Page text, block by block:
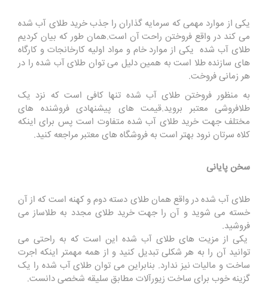
یکی از موارد مهمی که سرمایه گذاران را جذب خرید طلای آب شده
می کند در واقع فروختن راحت آن است.همان طور که بیان کردیم
طلای آب شده یکی از موارد خام و مواد اولیه کارخانجات و کارگاه
های سازنده طلا است به همین دلیل می توان طلای آب شده را در
هر زمانی فروخت.
به منظور فروختن طلای آب شده تنها کافی است که نزد یک
طلافروشی معتبر بروید.قیمت های پیشنهادی فروشنده های
مختلف جهت خرید طلای آب شده متفاوت است پس برای اینکه
کلاه سرتان نرود بهتر است به فروشگاه های معتبر مراجعه کنید.
سخن پایانی
طلای آب شده در واقع همان طلای دسته دوم و کهنه است که از آن
خسته می شوید و آن را جهت خرید طلای مجدد به طلاساز می
فروشید.
یکی از مزیت های طلای آب شده این است که به راحتی می
توانید آن را به هر شکلی تبدیل کنید و از همه مهمتر اینکه اجرت
ساخت و مالیات نیز ندارد. بنابراین می توان طلای آب شده را یک
گزینه خوب برای ساخت زیورآلات مطابق سلیقه شخصی دانست.